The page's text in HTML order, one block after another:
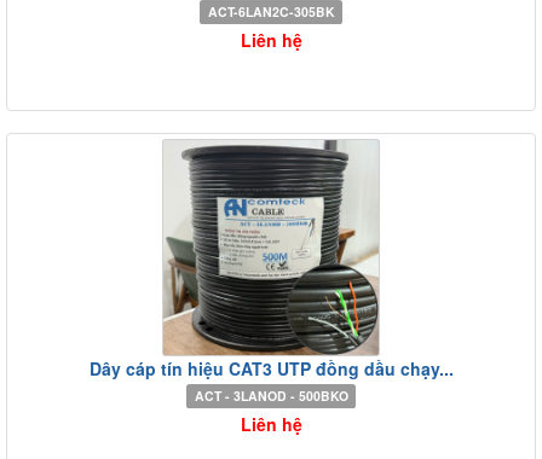
ACT-6LAN2C-305BK
Liên hệ
Dây cáp tín hiệu CAT3 UTP đồng dầu chạy...
ACT - 3LANOD - 500BKO
Liên hệ